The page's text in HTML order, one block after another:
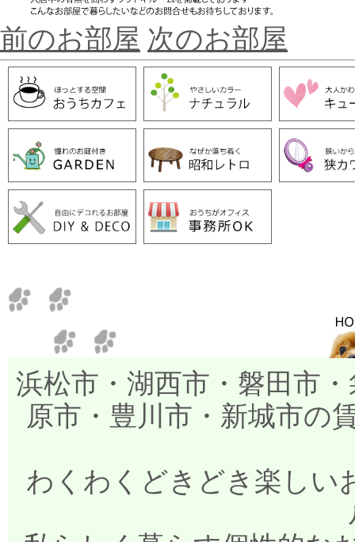
前のお部屋 次のお部屋
浜松市・湖西市・磐田市
原市・豊川市・新城市の
わくわくどきどき楽し